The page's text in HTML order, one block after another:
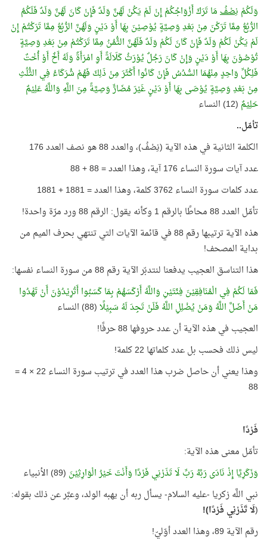
وَلَكُمْ نِصْفُمَا تَرَكَ أَزْوَاجُكُمْ إِنْ لَمْ يَكُنْ لَهُنَّ وَلَدٌ فَإِنْ كَانَ لَهُنَّ وَلَدٌ فَلَكُمُ
الرُّبُعُ مِمَّا تَرَكْنَ مِنْ بَعْدِ وَصِيَّةٍ يُوْصِيْنَ بِهَا أَوْ دَيْنٍ وَلَهُنَّ الرُّبُعُ مِمَّا تَرَكْتُمْ إِنْ
لَمْ يَكُنْ لَكُمْ وَلَدٌ فَإِنْ كَانَ لَكُمْ وَلَدٌ فَلَهُنَّ الثُّمُنُ مِمَّا تَرَكْتُمْ مِنْ بَعْدِ وَصِيَّةٍ
تُوْصُوْنَ بِهَا أَوْ دَيْنٍ وَإِنْ كَانَ رَجُلٌ يُوْرَثُ كَلَالَةً أَوِ امْرَأَةٌ وَلَهُ أَخٌ أَوْ أُخْتٌ
فَلِكُلِّ وَاحِدٍ مِنْهُمَا السُّدُسُ فَإِنْ كَانُوا أَكْثَرَ مِنْ ذَلِكَ فَهُمْ شُرَكَاءُ فِي الثُّلُثِ
مِنْ بَعْدِ وَصِيَّةٍ يُوْصَى بِهَا أَوْ دَيْنٍ غَيْرَ مُضَارٍّ وَصِيَّةً مِنَ اللَّهِ وَاللَّهُ عَلِيْمٌ
حَلِيْمٌ (12) النساء
تأمّل..
الكلمة الثانية في هذه الآية (نِصْفُ)، والعدد 88 هو نصف العدد 176
عدد آيات سورة النساء 176 آية، وهذا العدد = 88 + 88
عدد كلمات سورة النساء 3762 كلمة، وهذا العدد = 1881 + 1881
تأمّل العدد 88 محاطًا بالرقم 1 وكأنه يقول: الرقم 88 ورد مرّة واحدة!
هذه الآية ترتيبها رقم 88 في قائمة الآيات التي تنتهي بحرف الميم من
بداية المصحف!
هذا التناسق العجيب يدفعنا لنتدبّر الآية رقم 88 من سورة النساء نفسها:
فَمَا لَكُمْ فِي الْمُنَافِقِيْنَ فِئَتَيْنِ وَاللَّهُ أَرْكَسَهُمْ بِمَا كَسَبُوا أَتُرِيْدُوْنَ أَنْ تَهْدُوا
مَنْ أَضَلَّ اللَّهُ وَمَنْ يُضْلِلِ اللَّهُ فَلَنْ تَجِدَ لَهُ سَبِيْلًا(88) النساء
العجيب في هذه الآية أن عدد حروفها 88 حرفًا!
ليس ذلك فحسب بل عدد كلماتها 22 كلمة!
وهذا يعني أن حاصل ضرب هذا العدد في ترتيب سورة النساء 22 × 4 =
88
فَرْدًا
تأمّل معنى هذه الآية:
وَزَكَرِيَّا إِذْ نَادَى رَبَّهُ رَبِّ لَا تَذَرْنِي فَرْدًا وَأَنْتَ خَيْرُ الْوَارِثِيْنَ (89) الأنبياء
نبي اللَّه زكريا -عليه السلام- يسأل ربه أن يهبه الولد، وعبَّر عن ذلك بقوله:
(لَا تَذَرْنِي فَرْدًا)!
رقم الآية 89، وهذا العدد أوّليّ!